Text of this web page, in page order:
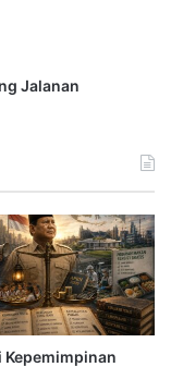
Jalanan
Kepemimpinan